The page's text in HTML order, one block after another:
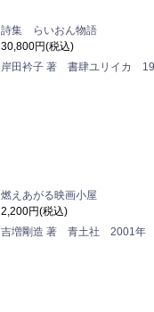
詩集 らいおん物語
30,800円(税込)
岸田衿子 著 書肆ユリイカ
燃えあがる映画小屋
2,200円(税込)
吉増剛造 著 青土社 2001年